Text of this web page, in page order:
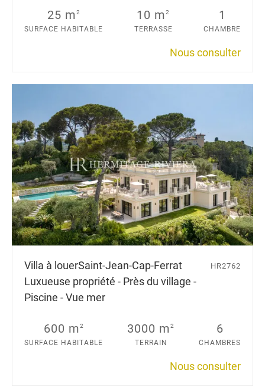
25 m2
SURFACE HABITABLE
10 m2
TERRASSE
1
CHAMBRE
Nous consulter
Villa à louerSaint-Jean-Cap-Ferrat
Luxueuse propriété - Près du village -
Piscine - Vue mer
HR2762
600 m2
SURFACE HABITABLE
3000 m2
TERRAIN
6
CHAMBRES
Nous consulter